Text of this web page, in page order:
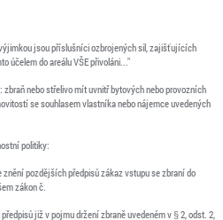
jsou příslušníci ozbrojených sil, zajišťujících
účelem do areálu VŠE přivoláni..."
zbraň nebo střelivo mít uvnitř bytových nebo provozních
se souhlasem vlastníka nebo nájemce uvedených
politiky:
pozdějších předpisů zákaz vstupu se zbraní do
zákon č.
již v pojmu držení zbraně uvedeném v § 2, odst. 2,